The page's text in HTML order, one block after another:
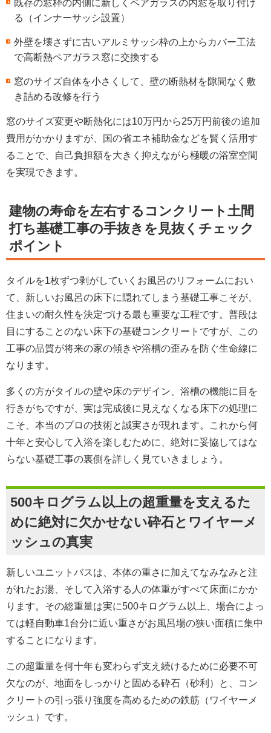
既存の窓枠の内側に新しくペアガラスの内窓を取り付け
る（インナーサッシ設置）
外壁を壊さずに古いアルミサッシ枠の上からカバー工法
で高断熱ペアガラス窓に交換する
窓のサイズ自体を小さくして、壁の断熱材を隙間なく敷
き詰める改修を行う
窓のサイズ変更や断熱化には10万円から25万円前後の追加
費用がかかりますが、国の省エネ補助金などを賢く活用す
ることで、自己負担額を大きく抑えながら極暖の浴室空間
を実現できます。
建物の寿命を左右するコンクリート土間
打ち基礎工事の手抜きを見抜くチェック
ポイント
タイルを1枚ずつ剥がしていくお風呂のリフォームにおい
て、新しいお風呂の床下に隠れてしまう基礎工事こそが、
住まいの耐久性を決定づける最も重要な工程です。普段は
目にすることのない床下の基礎コンクリートですが、この
工事の品質が将来の家の傾きや浴槽の歪みを防ぐ生命線に
なります。
多くの方がタイルの壁や床のデザイン、浴槽の機能に目を
行きがちですが、実は完成後に見えなくなる床下の処理に
こそ、本当のプロの技術と誠実さが現れます。これから何
十年と安心して入浴を楽しむために、絶対に妥協してはな
らない基礎工事の裏側を詳しく見ていきましょう。
500キログラム以上の超重量を支えるた
めに絶対に欠かせない砕石とワイヤーメ
ッシュの真実
新しいユニットバスは、本体の重さに加えてなみなみと注
がれたお湯、そして入浴する人の体重がすべて床面にかか
ります。その総重量は実に500キログラム以上、場合によっ
ては軽自動車1台分に近い重さがお風呂場の狭い面積に集中
することになります。
この超重量を何十年も変わらず支え続けるために必要不可
欠なのが、地面をしっかりと固める砕石（砂利）と、コン
クリートの引っ張り強度を高めるための鉄筋（ワイヤーメ
ッシュ）です。